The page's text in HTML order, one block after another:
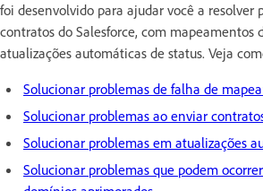
foi desenvolvido para ajudar você a resolver
contratos do Salesforce, com mapeamentos
atualizações automáticas de status. Veja
Solucionar problemas de falha de
Solucionar problemas ao enviar
Solucionar problemas em atualizações
Solucionar problemas que podem